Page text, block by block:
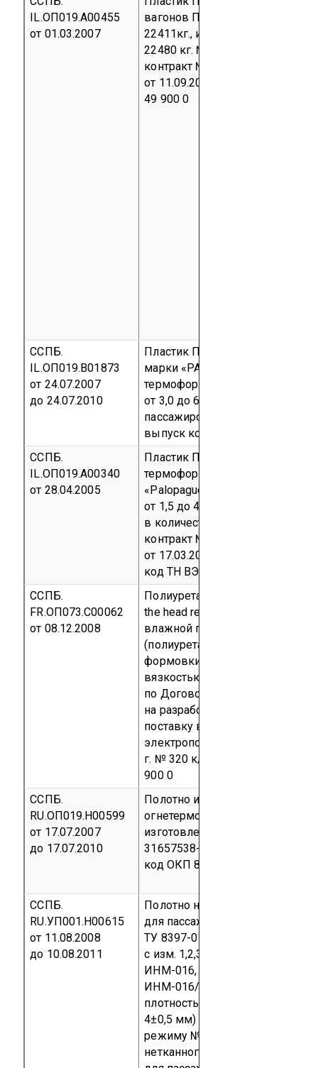
IL.ОП019.А00455
от 01.03.2007
вагонов Партия в количестве:
22411кг., инвойс №PVC-1;
22480 кг. №РVC-2 от
контракт №591/95221784/
от 11.09.2006г.
49 900 0
ССПБ.
IL.ОП019.В01873
от 24.07.2007
до 24.07.2010
Пластик ПВХ листовой (плиты)
марки «PALOPAQUE»
термоформуемый толщиной
от 3,0 до 6,0 мм для
пассажирских вагонов
выпуск код ТН ВЭД 3920 49
ССПБ.
IL.ОП019.А00340
от 28.04.2005
Пластик ПВХ листовой (плиты)
термоформуемый марки
«Palopague», толщиной
от 1,5 до 4 мм
в количестве 92000,00 м²,
контракт №376/03-05
от 17.03.2005, инвойс № 8/2005
код ТН ВЭД 3920 99 900 0
ССПБ.
FR.ОП073.С00062
от 08.12.2008
Полиуретановая пена Pur Foam
the head rest pillow, средней
влажной плотностью > 45 кг/м³
(полиуретановая пена холодной
формовки с высокой ударной
вязкостью)
по Договору подряда
на разработку, изготовление и
поставку высокоскоростных
электропоездов от 18 мая 2006
г. № 320 к/т
900 0
ССПБ.
RU.ОП019.Н00599
от 17.07.2007
до 17.07.2010
Полотно иглопробивное
огнетермостойкое,
изготовленное по ТУ 8397-003-
31657538-04
код ОКП 83 9790
ССПБ.
RU.УП001.Н00615
от 11.08.2008
до 10.08.2011
Полотно нетканое «Огнетекс-А»
для пассажирских вагонов
ТУ 8397-016-47159340-2001
с изм. 1,2,3 артикулы 77-
ИНМ-016, 77-ИНМ-016/П, 77-
ИНМ-016/С (поверхностная
плотность 200±14 г/м², толщина
4±0,5 мм) по
режиму №3 выпуска полотна
нетканного «ОГНЕТЕКС-А»